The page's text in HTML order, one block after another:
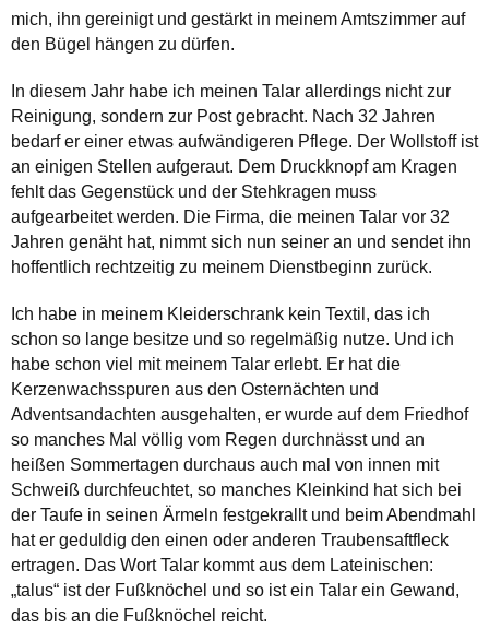
mich, ihn gereinigt und gestärkt in meinem Amtszimmer auf
den Bügel hängen zu dürfen.
In diesem Jahr habe ich meinen Talar allerdings nicht zur
Reinigung, sondern zur Post gebracht. Nach 32 Jahren
bedarf er einer etwas aufwändigeren Pflege. Der Wollstoff ist
an einigen Stellen aufgeraut. Dem Druckknopf am Kragen
fehlt das Gegenstück und der Stehkragen muss
aufgearbeitet werden. Die Firma, die meinen Talar vor 32
Jahren genäht hat, nimmt sich nun seiner an und sendet ihn
hoffentlich rechtzeitig zu meinem Dienstbeginn zurück.
Ich habe in meinem Kleiderschrank kein Textil, das ich
schon so lange besitze und so regelmäßig nutze. Und ich
habe schon viel mit meinem Talar erlebt. Er hat die
Kerzenwachsspuren aus den Osternächten und
Adventsandachten ausgehalten, er wurde auf dem Friedhof
so manches Mal völlig vom Regen durchnässt und an
heißen Sommertagen durchaus auch mal von innen mit
Schweiß durchfeuchtet, so manches Kleinkind hat sich bei
der Taufe in seinen Ärmeln festgekrallt und beim Abendmahl
hat er geduldig den einen oder anderen Traubensaftfleck
ertragen. Das Wort Talar kommt aus dem Lateinischen:
„talus“ ist der Fußknöchel und so ist ein Talar ein Gewand,
das bis an die Fußknöchel reicht.